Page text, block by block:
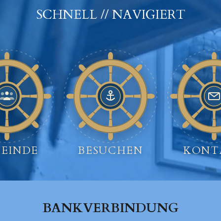
SCHNELL // NAVIGIERT
BESUCHEN
BANKVERBINDUNG